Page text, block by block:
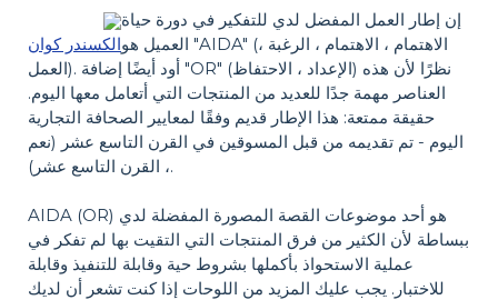
الكسندر كوان
إن إطار العمل المفضل لدي للتفكير في دورة حياة
العميل هو "AIDA" (الاهتمام ، الاهتمام ، الرغبة ،
العمل). أود أيضًا إضافة "OR" (الإعداد ، الاحتفاظ) نظرًا لأن هذه
العناصر مهمة جدًا للعديد من المنتجات التي أتعامل معها اليوم.
حقيقة ممتعة: هذا الإطار قديم وفقًا لمعايير الصحافة التجارية
اليوم - تم تقديمه من قبل المسوقين في القرن التاسع عشر (نعم
، القرن التاسع عشر).
AIDA (OR) هو أحد موضوعات القصة المصورة المفضلة لدي
ببساطة لأن الكثير من فرق المنتجات التي التقيت بها لم تفكر في
عملية الاستحواذ بأكملها بشروط حية وقابلة للتنفيذ وقابلة
للاختبار. يجب عليك المزيد من اللوحات إذا كنت تشعر أن لديك